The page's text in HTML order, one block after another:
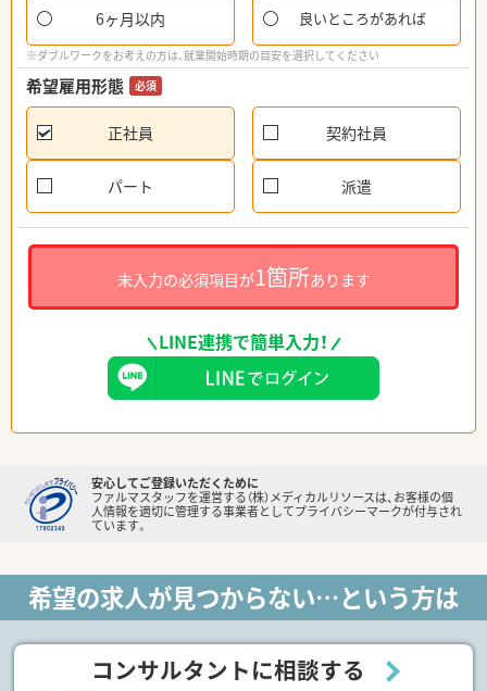
6ヶ月以内 良いところがあれば
※ダブルワークをお考えの方は、就業開始時期の目安を選択してください
希望雇用形態 必須
正社員 契約社員
パート 派遣
未入力の必須項目が1箇所あります
LINE連携で簡単入力！
安心してご登録いただくために
ファルマスタッフを運営する（株）メディカルリソースは、お客様の個
人情報を適切に管理する事業者としてプライバシーマークが付与され
ています。
希望の求人が見つからない…という方は
コンサルタントに相談する